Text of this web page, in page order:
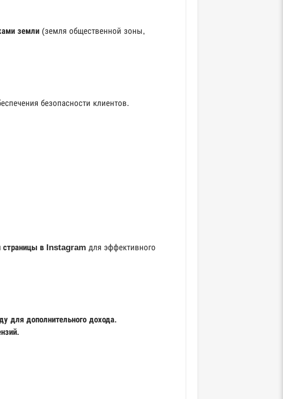
земли (земля общественной зоны,
безопасности клиентов.
страницы в Instagram для эффективного
для дополнительного дохода.